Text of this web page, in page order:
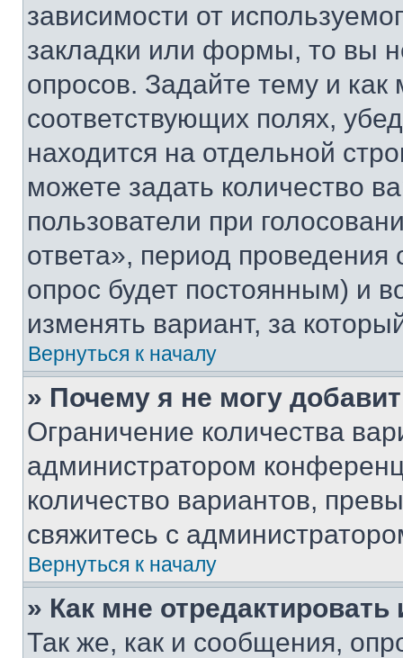
зависимости от
закладки или формы, то вы
опросов. Задайте тему и
соответствующих полях,
находится на отдельной
можете задать количество
пользователи при
ответа», период проведения
опрос будет постоянным) и
изменять вариант, за
Вернуться к началу
» Почему я не могу
Ограничение количества
администратором
количество вариантов,
свяжитесь с
Вернуться к началу
» Как мне
Так же, как и сообщения,